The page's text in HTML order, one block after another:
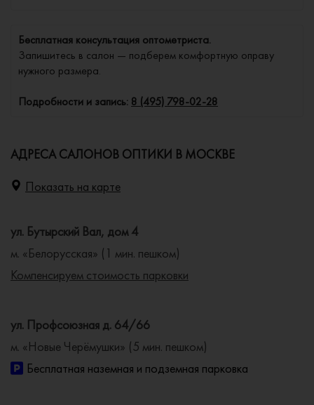
Бесплатная консультация оптометриста.
Запишитесь в салон — подберем комфортную оправу
нужного размера.
Подробности и запись: 8 (495) 798-02-28
АДРЕСА САЛОНОВ ОПТИКИ В МОСКВЕ
Показать на карте
ул. Бутырский Вал, дом 4
м. «Белорусская» (1 мин. пешком)
Компенсируем стоимость парковки
ул. Профсоюзная д. 64/66
м. «Новые Черёмушки» (5 мин. пешком)
Бесплатная наземная и подземная парковка